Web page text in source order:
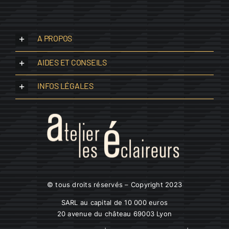
A PROPOS
AIDES ET CONSEILS
INFOS LÉGALES
© tous droits réservés – Copyright 2023
SARL au capital de 10 000 euros
20 avenue du château 69003 Lyon